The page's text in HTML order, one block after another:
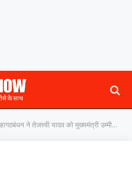
को मुख्यमंत्री उम्मीदवार और मुकेश सहनी को उपमुख्यमंत्री फेस घोषित किया